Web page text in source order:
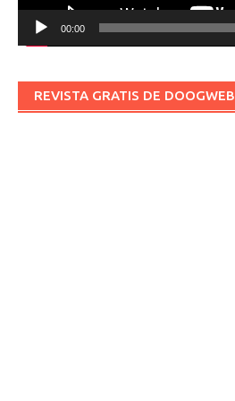
00:00
REVISTA GRATIS DE DOOGWEB